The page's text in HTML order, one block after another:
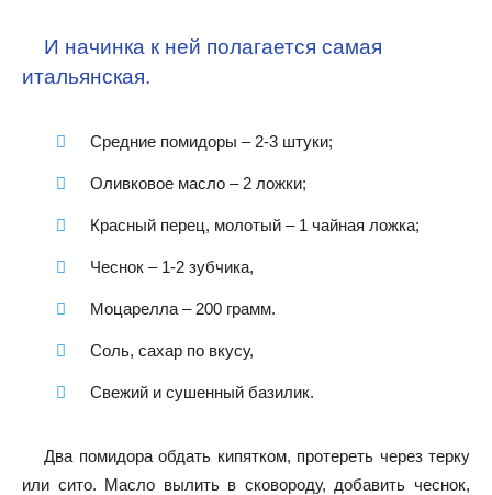
И начинка к ней полагается самая
итальянская.
Средние помидоры – 2-3 штуки;
Оливковое масло – 2 ложки;
Красный перец, молотый – 1 чайная ложка;
Чеснок – 1-2 зубчика,
Моцарелла – 200 грамм.
Соль, сахар по вкусу,
Свежий и сушенный базилик.
Два помидора обдать кипятком, протереть через терку
или сито. Масло вылить в сковороду, добавить чеснок,